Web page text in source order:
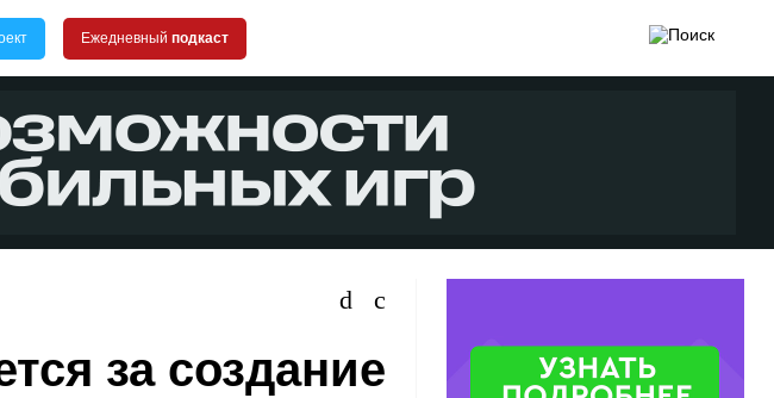
Ежедневный подкаст
за создание